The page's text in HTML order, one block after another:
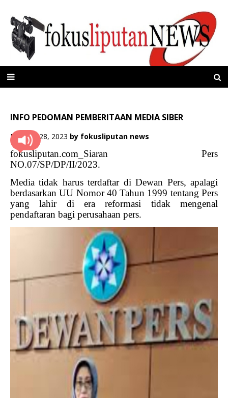
INFO PEDOMAN PEMBERITAAN MEDIA SIBER
Februari 28, 2023 by fokusliputan news
fokusliputan.com_Siaran Pers
NO.07/SP/DP/II/2023.
Media tidak harus terdaftar di Dewan Pers, apalagi
berdasarkan UU Nomor 40 Tahun 1999 tentang Pers
yang lahir di era reformasi tidak mengenal
pendaftaran bagi perusahaan pers.